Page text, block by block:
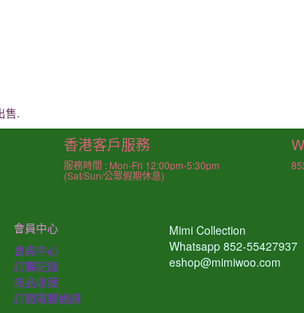
售.
香港客戶服務
服務時間 : Mon-Fri 12:00pm-5:30pm
(Sat/Sun/公眾假期休息)
會員中心
會員中心
訂購記錄
商品收藏
訂閱電郵通訊
Mimi Collection
Whatsapp 852-55427937
eshop@mimiwoo.com